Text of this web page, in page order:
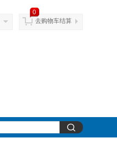
0
去购物车结算